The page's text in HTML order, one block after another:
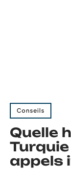
Conseils
Quelle
appels